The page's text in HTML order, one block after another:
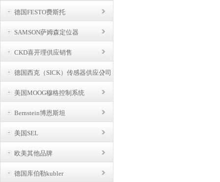
德国FESTO费斯托
SAMSON萨姆森定位器
CKD喜开理供应销售
德国西克（SICK）传感器供应公司
美国MOOG穆格控制系统
Bernstein博恩斯坦
美国SEL
欧美其他品牌
德国库伯勒kubler